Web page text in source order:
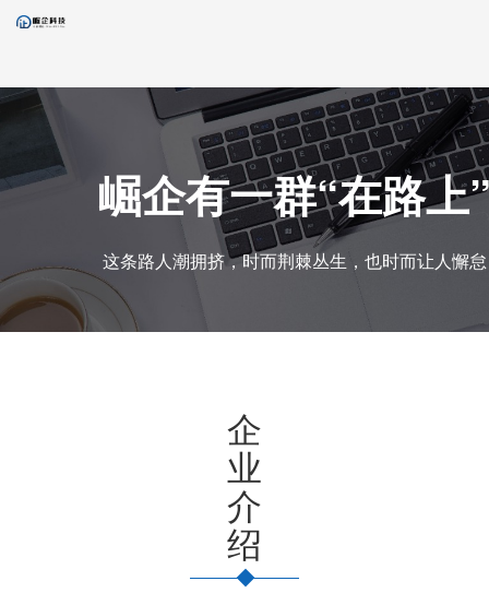
崛企有一群“在路上
这条路人潮拥挤，时而荆棘丛生，也时而让人懈
企
业
介
绍